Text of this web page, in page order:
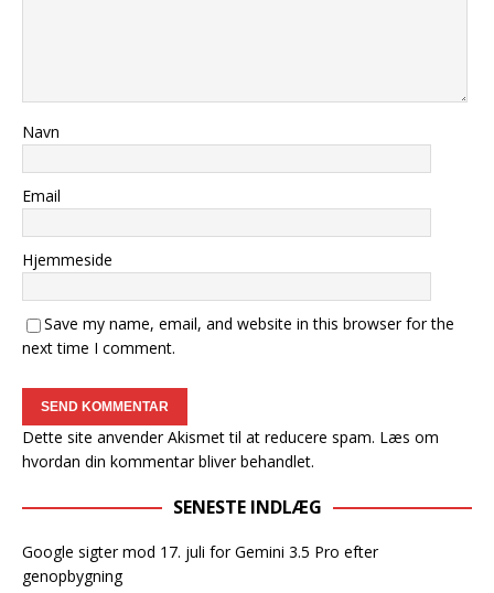
Navn
Email
Hjemmeside
Save my name, email, and website in this browser for the
next time I comment.
Dette site anvender Akismet til at reducere spam. Læs om
hvordan din kommentar bliver behandlet.
SENESTE INDLÆG
Google sigter mod 17. juli for Gemini 3.5 Pro efter
genopbygning